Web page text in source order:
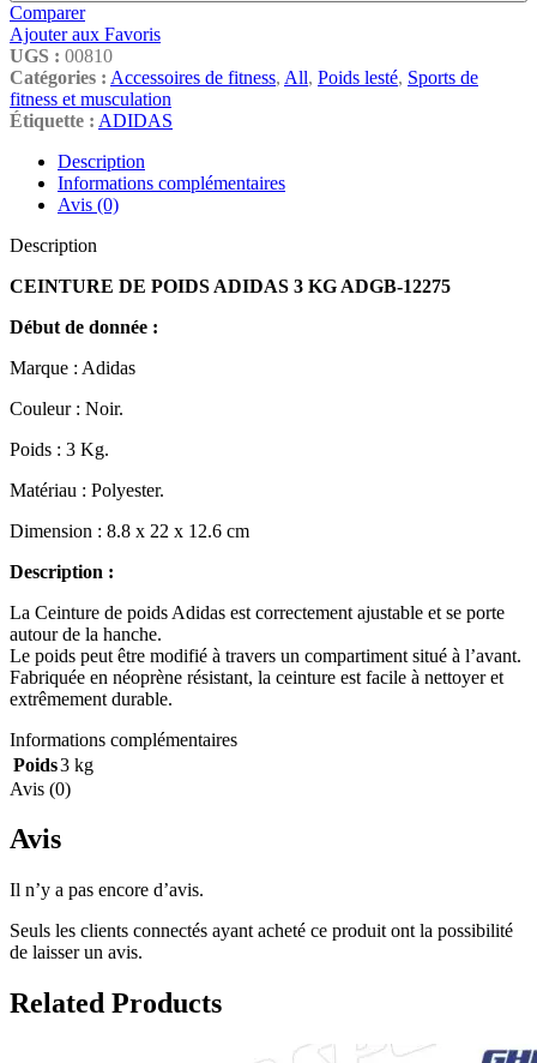
Comparer
Ajouter aux Favoris
UGS : 00810
Catégories : Accessoires de fitness, All, Poids lesté, Sports de
fitness et musculation
Étiquette : ADIDAS
Description
Informations complémentaires
Avis (0)
Description
CEINTURE DE POIDS ADIDAS 3 KG ADGB-12275
Début de donnée :
Marque : Adidas
Couleur : Noir.
Poids : 3 Kg.
Matériau : Polyester.
Dimension : 8.8 x 22 x 12.6 cm
Description :
La Ceinture de poids Adidas est correctement ajustable et se porte
autour de la hanche.
Le poids peut être modifié à travers un compartiment situé à l’avant.
Fabriquée en néoprène résistant, la ceinture est facile à nettoyer et
extrêmement durable.
Informations complémentaires
Poids3 kg
Avis (0)
Avis
Il n’y a pas encore d’avis.
Seuls les clients connectés ayant acheté ce produit ont la possibilité
de laisser un avis.
Related Products